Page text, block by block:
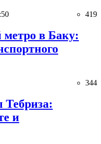
419
метро в Баку:
344
Тебриза:
и